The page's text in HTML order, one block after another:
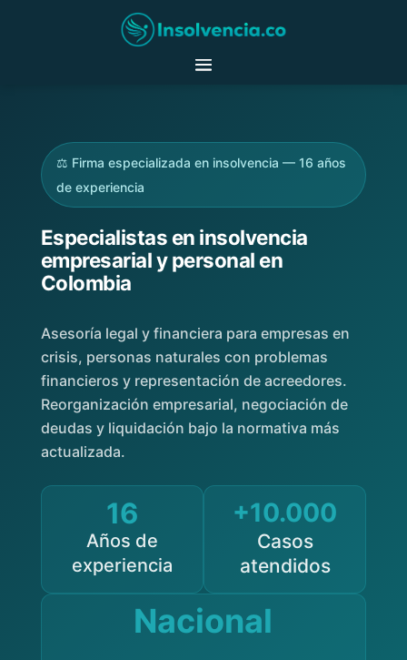
⚖️ Firma especializada en insolvencia — 16 años
de experiencia
Especialistas en insolvencia
empresarial y personal en
Colombia
Asesoría legal y financiera para empresas en
crisis, personas naturales con problemas
financieros y representación de acreedores.
Reorganización empresarial, negociación de
deudas y liquidación bajo la normativa más
actualizada.
16
Años de
experiencia
+10.000
Casos
atendidos
Nacional